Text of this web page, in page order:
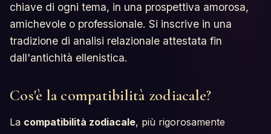
chiave di ogni tema, in una prospettiva amorosa,
amichevole o professionale. Si inscrive in una
tradizione di analisi relazionale attestata fin
dall'antichità ellenistica.
Cos'è la compatibilità zodiacale?
La compatibilità zodiacale, più rigorosamente